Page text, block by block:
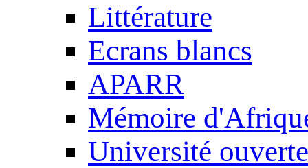
Littérature
Ecrans blancs
APARR
Mémoire
Université ouverte